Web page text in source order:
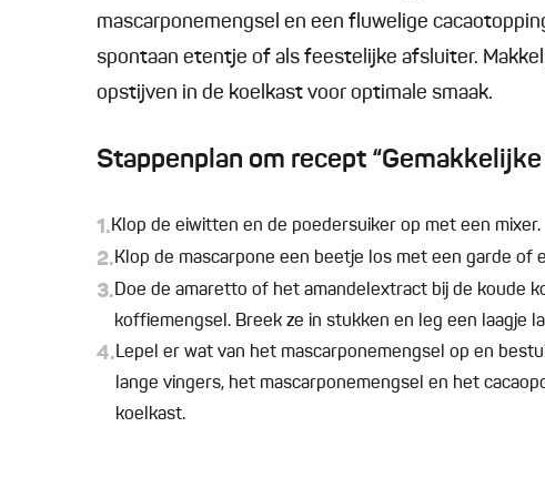
mascarponemengsel en een fluwelige
spontaan etentje of als feestelijke afsluiter.
opstijven in de koelkast voor optimale smaak.
Stappenplan om recept
1.Klop de eiwitten en de poedersuiker op met een mixer.
2.Klop de mascarpone een beetje los met een garde of
3.Doe de amaretto of het amandelextract bij de koude
koffiemengsel. Breek ze in stukken en leg een laagje
4.Lepel er wat van het mascarponemengsel op en
lange vingers, het mascarponemengsel en het
koelkast.